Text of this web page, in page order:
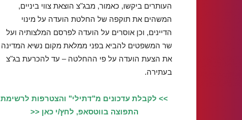
העותרים ביקשו, כאמור, מבג"צ הוצאת צווי ביניים,
המשהים את תוקפה של החלטת הועדה על מינוי
הדיינים, וכן אוסרים על הועדה לפרסם המלצותיה ועל
שר המשפטים להביא בפני ממלאת מקום נשיא המדינה
את הצעת הועדה על פי ההחלטה – עד להכרעת בג"צ
בעתירה.
>> לקבלת עדכונים מ"דתילי" והצטרפות לרשימת
התפוצה בווטסאפ, לחץ/י כאן <<